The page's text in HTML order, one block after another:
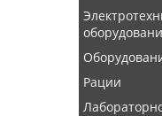
Рации